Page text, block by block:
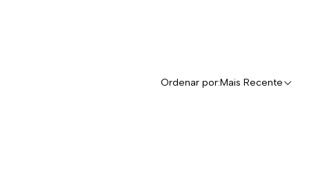
Ordenar por:Mais Recente